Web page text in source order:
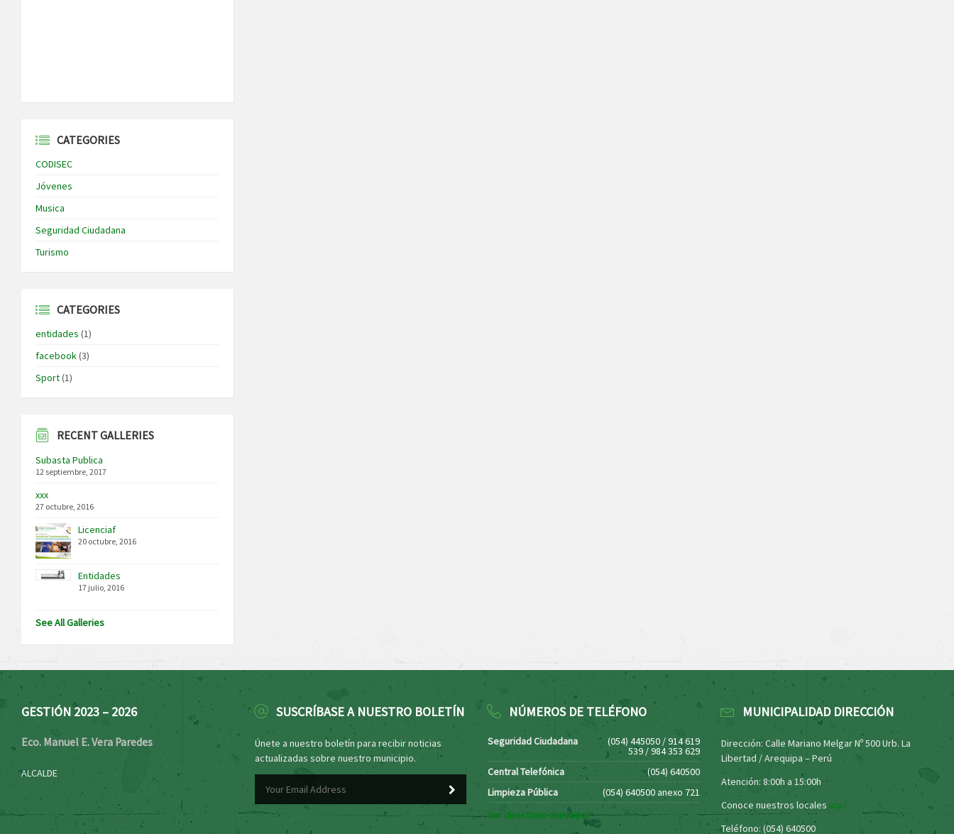
CATEGORIES
CODISEC
Jóvenes
Musica
Seguridad Ciudadana
Turismo
CATEGORIES
entidades (1)
facebook(3)
Sport(1)
RECENT GALLERIES
Subasta Publica
12 septiembre, 2017
xxx
27 octubre, 2016
Licenciaf
20 octubre, 2016
Entidades
17 julio, 2016
See All Galleries
GESTIÓN 2023 – 2026
Eco. Manuel E. Vera Paredes
ALCALDE
SUSCRÍBASE A NUESTRO BOLETÍN
Únete a nuestro boletín para recibir noticias
actualizadas sobre nuestro municipio.
NÚMEROS DE TELÉFONO
Seguridad Ciudadana (054) 445050 / 914 619
539 / 984 353 629
Central Telefónica
(054) 640500
Limpieza Pública
(054) 640500 anexo 721
Ver directorio municipal
MUNICIPALIDAD DIRECCIÓN
Dirección: Calle Mariano Melgar Nº 500 Urb. La
Libertad / Arequipa – Perú
Atención: 8:00h a 15:00h
Conoce nuestros locales aquí
Teléfono: (054) 640500